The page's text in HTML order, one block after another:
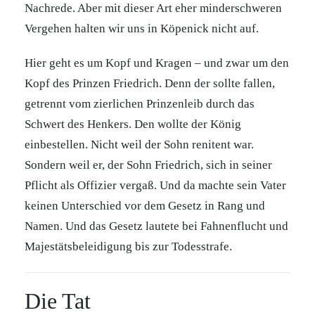
Nachrede. Aber mit dieser Art eher minderschweren
Vergehen halten wir uns in Köpenick nicht auf.
Hier geht es um Kopf und Kragen – und zwar um den
Kopf des Prinzen Friedrich. Denn der sollte fallen,
getrennt vom zierlichen Prinzenleib durch das
Schwert des Henkers. Den wollte der König
einbestellen. Nicht weil der Sohn renitent war.
Sondern weil er, der Sohn Friedrich, sich in seiner
Pflicht als Offizier vergaß. Und da machte sein Vater
keinen Unterschied vor dem Gesetz in Rang und
Namen. Und das Gesetz lautete bei Fahnenflucht und
Majestätsbeleidigung bis zur Todesstrafe.
Die Tat